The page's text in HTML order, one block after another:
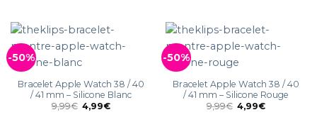
-50%
Bracelet Apple Watch 38 / 40
/ 41 mm – Silicone Blanc
9,99€ 4,99€
-50%
Bracelet Apple Watch 38 / 40
/ 41 mm – Silicone Rouge
9,99€ 4,99€